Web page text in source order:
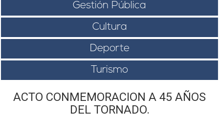
Gestión Pública
Cultura
Deporte
Turismo
ACTO CONMEMORACION A 45 AÑOS
DEL TORNADO.